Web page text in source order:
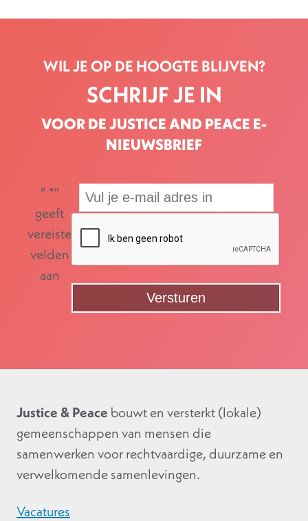
WIL JE OP DE HOOGTE BLIJVEN?
SCHRIJF JE IN
VOOR DE JUSTICE AND PEACE E-
NIEUWSBRIEF
" *"
geeft
vereiste
velden
aan
Justice & Peace bouwt en versterkt (lokale)
gemeenschappen van mensen die
samenwerken voor rechtvaardige, duurzame en
verwelkomende samenlevingen.
Vacatures